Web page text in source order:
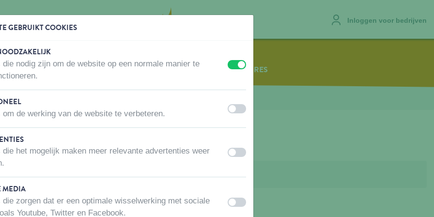
Inloggen voor bedrijven
WAAR KOPEN OVER ONS CONTACTEER ONS VACATURES
VOOR BINNEN
GEBRUIKT COOKIES
die nodig zijn om de website op een normale manier te
uitaan
om de werking van de website te verbeteren. uit aan
die het mogelijk maken meer relevante advertenties weer
uitaan
MEDIA
die zorgen dat er een optimale wisselwerking met sociale
Youtube, Twitter en Facebook.
uit aan